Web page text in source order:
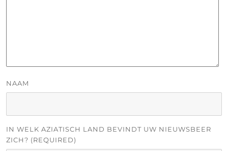
NAAM
IN WELK AZIATISCH LAND BEVINDT UW NIEUWSBEER
ZICH? (REQUIRED)